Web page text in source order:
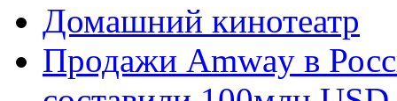
Домашний кинотеатр
Продажи Amway в